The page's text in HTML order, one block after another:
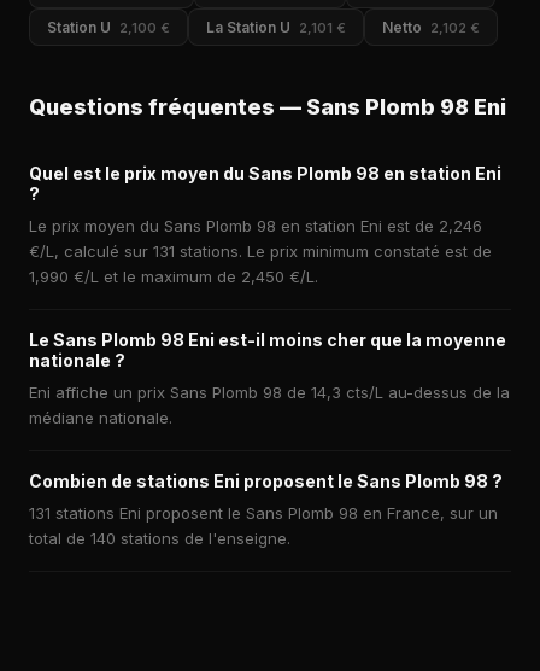
Station U 2,100 € La Station U 2,101 € Netto 2,102 €
Questions fréquentes — Sans Plomb 98 Eni
Quel est le prix moyen du Sans Plomb 98 en station Eni
?
Le prix moyen du Sans Plomb 98 en station Eni est de 2,246
€/L, calculé sur 131 stations. Le prix minimum constaté est de
1,990 €/L et le maximum de 2,450 €/L.
Le Sans Plomb 98 Eni est-il moins cher que la moyenne
nationale ?
Eni affiche un prix Sans Plomb 98 de 14,3 cts/L au-dessus de la
médiane nationale.
Combien de stations Eni proposent le Sans Plomb 98 ?
131 stations Eni proposent le Sans Plomb 98 en France, sur un
total de 140 stations de l'enseigne.